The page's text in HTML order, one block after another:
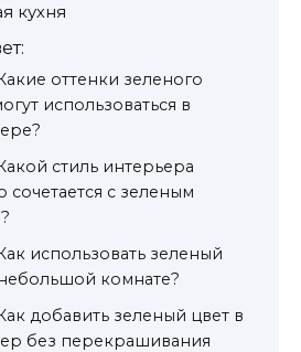
кухня
оттенки зеленого
использоваться в
стиль интерьера
с зеленым
использовать зеленый
комнате?
добавить зеленый цвет в
без перекрашивания